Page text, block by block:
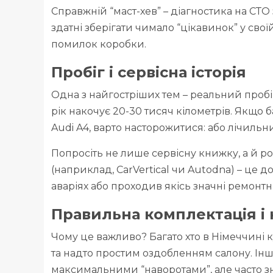
Справжній “маст-хев” – діагностика на
здатні зберігати чимало “цікавинок” у
помилок коробки.
Пробіг і сервісна історія
Одна з найгостріших тем – реальний
рік накочує 20-30 тисяч кілометрів. Якщо
Audi A4, варто насторожитися: або
Попросіть не лише сервісну книжку, а й
(наприклад, CarVertical чи Autodna) – це
аваріях або проходив якісь значні
Правильна комплектація і
Чому це важливо? Багато хто в Німеччині
та надто простим оздобленням салону.
максимальними “наворотами”, але часто